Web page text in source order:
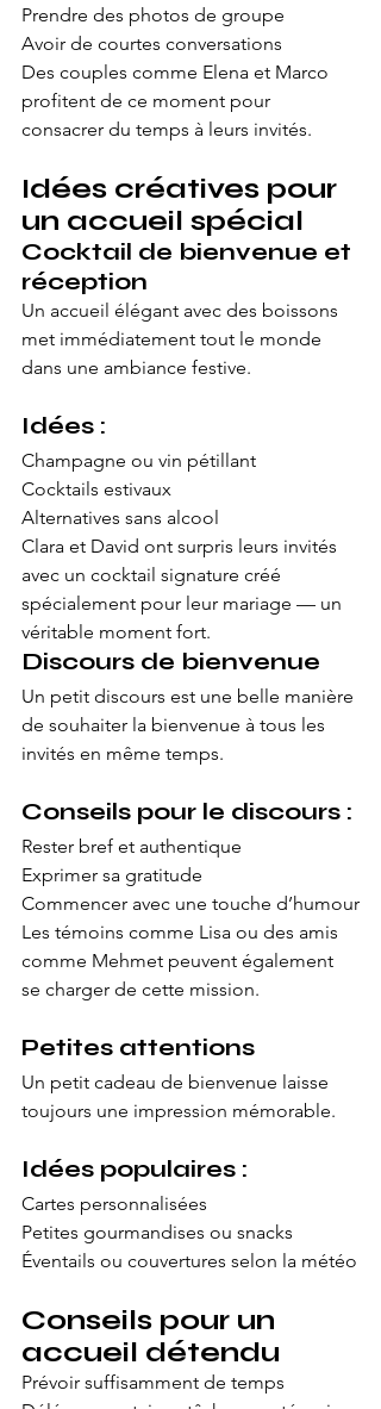
Prendre des photos de groupe
Avoir de courtes conversations
Des couples comme Elena et Marco
profitent de ce moment pour
consacrer du temps à leurs invités.
Idées créatives pour
un accueil spécial
Cocktail de bienvenue et
réception
Un accueil élégant avec des boissons
met immédiatement tout le monde
dans une ambiance festive.
Idées :
Champagne ou vin pétillant
Cocktails estivaux
Alternatives sans alcool
Clara et David ont surpris leurs invités
avec un cocktail signature créé
spécialement pour leur mariage — un
véritable moment fort.
Discours de bienvenue
Un petit discours est une belle manière
de souhaiter la bienvenue à tous les
invités en même temps.
Conseils pour le discours :
Rester bref et authentique
Exprimer sa gratitude
Commencer avec une touche d’humour
Les témoins comme Lisa ou des amis
comme Mehmet peuvent également
se charger de cette mission.
Petites attentions
Un petit cadeau de bienvenue laisse
toujours une impression mémorable.
Idées populaires :
Cartes personnalisées
Petites gourmandises ou snacks
Éventails ou couvertures selon la météo
Conseils pour un
accueil détendu
Prévoir suffisamment de temps